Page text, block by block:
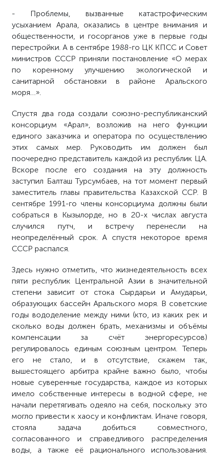
- Проблемы, вызванные катастрофическим
усыханием Арала, оказались в центре внимания и
общественности, и госорганов уже в первые годы
перестройки. А в сентябре 1988-го ЦК КПСС и Совет
министров СССР приняли постановление «О мерах
по коренному улучшению экологической и
санитарной обстановки в районе Аральского
моря…».
Спустя два года создали союзно-республиканский
консорциум «Арал», возложив на него функции
единого заказчика и оператора по осуществлению
этих самых мер. Руководить им должен был
поочередно представитель каждой из республик ЦА.
Вскоре после его создания на эту должность
заступил Балташ Турсумбаев, на тот момент первый
заместитель главы правительства Казахской ССР. В
сентябре 1991-го члены консорциума должны были
собраться в Кызылорде, но в 20-х числах августа
случился путч, и встречу перенесли на
неопределённый срок. А спустя некоторое время
СССР распался.
Здесь нужно отметить, что жизнедеятельность всех
пяти республик Центральной Азии в значительной
степени зависит от стока Сырдарьи и Амударьи,
образующих бассейн Аральского моря. В советские
годы вододеление между ними (кто, из каких рек и
сколько воды должен брать, механизмы и объёмы
компенсации за счёт энергоресурсов)
регулировалось единым союзным центром. Теперь
его не стало, и в отсутствие, скажем так,
вышестоящего арбитра крайне важно было, чтобы
новые суверенные государства, каждое из которых
имело собственные интересы в водной сфере, не
начали перетягивать одеяло на себя, поскольку это
могло привести к хаосу и конфликтам. Иначе говоря,
стояла задача добиться совместного,
согласованного и справедливого распределения
воды, а также её рационального использования.